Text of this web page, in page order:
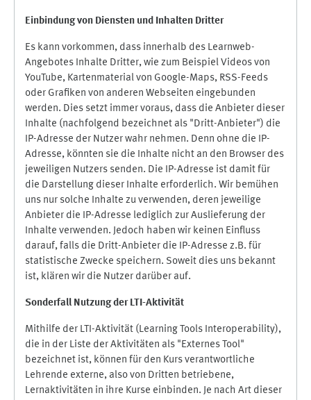
Einbindung von Diensten und Inhalten Dritter
Es kann vorkommen, dass innerhalb des Learnweb-
Angebotes Inhalte Dritter, wie zum Beispiel Videos von
YouTube, Kartenmaterial von Google-Maps, RSS-Feeds
oder Grafiken von anderen Webseiten eingebunden
werden. Dies setzt immer voraus, dass die Anbieter dieser
Inhalte (nachfolgend bezeichnet als "Dritt-Anbieter") die
IP-Adresse der Nutzer wahr nehmen. Denn ohne die IP-
Adresse, könnten sie die Inhalte nicht an den Browser des
jeweiligen Nutzers senden. Die IP-Adresse ist damit für
die Darstellung dieser Inhalte erforderlich. Wir bemühen
uns nur solche Inhalte zu verwenden, deren jeweilige
Anbieter die IP-Adresse lediglich zur Auslieferung der
Inhalte verwenden. Jedoch haben wir keinen Einfluss
darauf, falls die Dritt-Anbieter die IP-Adresse z.B. für
statistische Zwecke speichern. Soweit dies uns bekannt
ist, klären wir die Nutzer darüber auf.
Sonderfall Nutzung der LTI-Aktivität
Mithilfe der LTI-Aktivität (Learning Tools Interoperability),
die in der Liste der Aktivitäten als "Externes Tool"
bezeichnet ist, können für den Kurs verantwortliche
Lehrende externe, also von Dritten betriebene,
Lernaktivitäten in ihre Kurse einbinden. Je nach Art dieser